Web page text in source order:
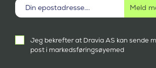
samtykke
Jeg bekrefter at Dravia AS kan sende
post i markedsføringsøyemed